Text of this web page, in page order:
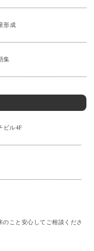
形成
集
ビル4F
こと安心してご相談くださ